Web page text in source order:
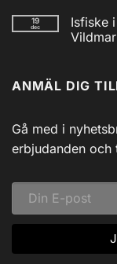
AM/FM
Powerbank
inkl
till
Utforska
Siljans
Svadlings
Guidade
19
dec
Isfiske
Isfiske
i
Dalarna:
Ett
i
ANMÄL DIG
Gå med i
erbjudanden och